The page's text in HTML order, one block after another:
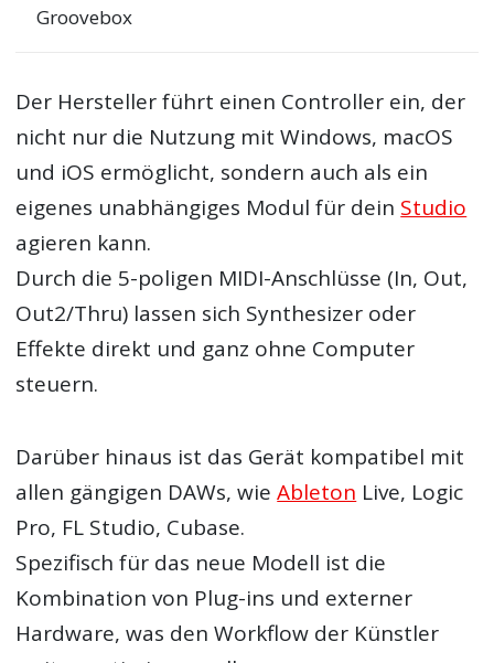
Groovebox
Der Hersteller führt einen Controller ein, der
nicht nur die Nutzung mit Windows, macOS
und iOS ermöglicht, sondern auch als ein
eigenes unabhängiges Modul für dein Studio
agieren kann.
Durch die 5-poligen MIDI-Anschlüsse (In, Out,
Out2/Thru) lassen sich Synthesizer oder
Effekte direkt und ganz ohne Computer
steuern.
Darüber hinaus ist das Gerät kompatibel mit
allen gängigen DAWs, wieAbleton Live, Logic
Pro, FL Studio, Cubase.
Spezifisch für das neue Modell ist die
Kombination von Plug-ins und externer
Hardware, was den Workflow der Künstler